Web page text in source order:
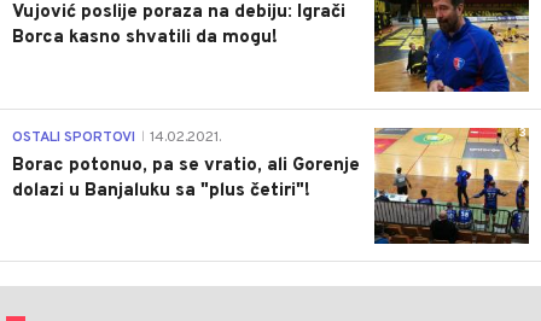
Vujović poslije poraza na debiju: Igrači
Borca kasno shvatili da mogu!
3
OSTALI SPORTOVI 14.02.2021.
Borac potonuo, pa se vratio, ali Gorenje
dolazi u Banjaluku sa "plus četiri"!